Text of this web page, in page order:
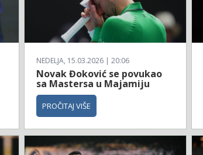
NEDELJA, 15.03.2026 | 20:06
Novak Đoković se povukao
sa Mastersa u Majamiju
PROČITAJ VIŠE